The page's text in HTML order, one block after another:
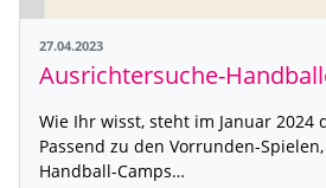
27.04.2023
Wie Ihr wisst, steht im Januar 2024
Passend zu den Vorrunden-
Handball-Camps…